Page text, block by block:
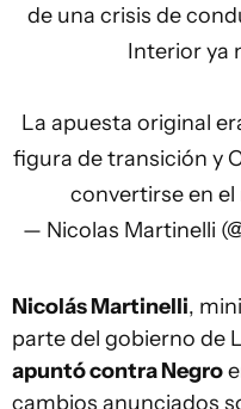
de una crisis de
Interior ya
La apuesta original
figura de transición y
convertirse en
— Nicolas Martinelli
Nicolás Martinelli,
parte del gobierno de
apuntó contra Negro
cambios anunciados